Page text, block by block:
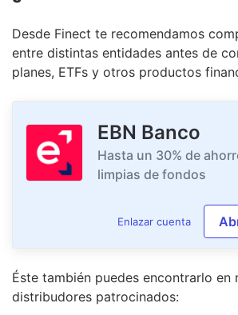
Desde Finect te recomendamos
entre distintas entidades antes de
planes, ETFs y otros productos
EBN Banco
Hasta un 30% de
limpias de fondos
Enlazar cuenta
Éste también puedes encontrarlo en
distribudores patrocinados: